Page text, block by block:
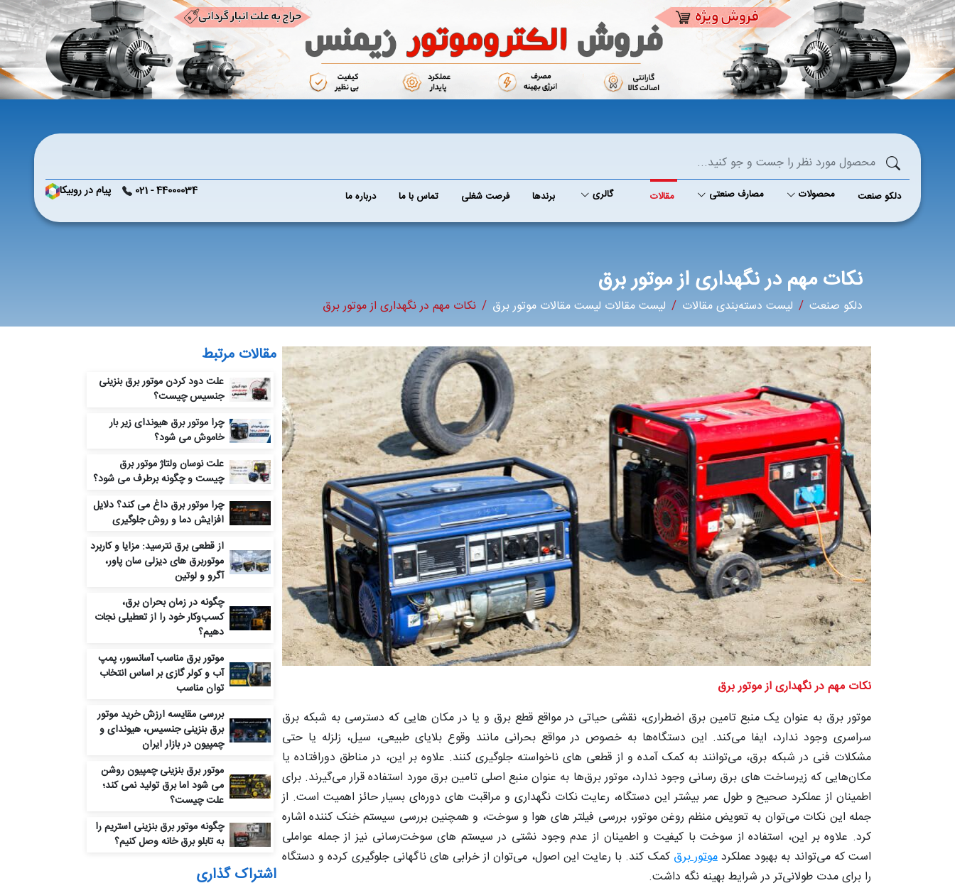
دلکو صنعت محصولات مصارف صنعتی مقالات گالری برند‌ها فرصت شغلی تماس با ما درباره ما 44000034 - 021 پیام در روبیکا
نکات مهم در نگهداری از موتور برق
دلکو صنعت لیست دسته‌بندی مقالات لیست مقالات لیست مقالات موتور برق نکات مهم در نگهداری از موتور برق
نکات مهم در نگهداری از موتور برق
موتور برق به‌ عنوان یک منبع تامین برق اضطراری، نقشی حیاتی در مواقع قطع برق و یا در مکان‌ هایی که دسترسی به شبکه برق
سراسری وجود ندارد، ایفا می‌کند. این دستگاه‌ها به خصوص در مواقع بحرانی مانند وقوع بلایای طبیعی، سیل، زلزله یا حتی
مشکلات فنی در شبکه برق، می‌توانند به کمک آمده و از قطعی‌ های ناخواسته جلوگیری کنند. علاوه بر این، در مناطق دورافتاده یا
مکان‌هایی که زیرساخت‌ های برق‌ رسانی وجود ندارد، موتور برق‌ها به عنوان منبع اصلی تامین برق مورد استفاده قرار می‌گیرند. برای
اطمینان از عملکرد صحیح و طول عمر بیشتر این دستگاه، رعایت نکات نگهداری و مراقبت‌ های دوره‌ای بسیار حائز اهمیت است. از
جمله این نکات می‌توان به تعویض منظم روغن موتور، بررسی فیلتر های هوا و سوخت، و همچنین بررسی سیستم خنک‌ کننده اشاره
کرد. علاوه بر این، استفاده از سوخت با کیفیت و اطمینان از عدم وجود نشتی در سیستم‌ های سوخت‌رسانی نیز از جمله عواملی
است که می‌تواند به بهبود عملکردموتور برق کمک کند. با رعایت این اصول، می‌توان از خرابی‌ های ناگهانی جلوگیری کرده و دستگاه
را برای مدت طولانی‌تر در شرایط بهینه نگه داشت.
مقالات مرتبط
علت دود کردن موتور برق بنزینی
جنسیس چیست؟
چرا موتور برق هیوندای زیر بار
خاموش می‌ شود؟
علت نوسان ولتاژ موتور برق
چیست و چگونه برطرف می‌ شود؟
چرا موتور برق داغ می‌ کند؟ دلایل
افزایش دما و روش جلوگیری
از قطعی برق نترسید: مزایا و کاربرد
موتوربرق های دیزلی سان پاور،
آگرو و لوتین
چگونه در زمان بحران برق،
کسب‌وکار خود را از تعطیلی نجات
دهیم؟
موتور برق مناسب آسانسور، پمپ
آب و کولر گازی بر اساس انتخاب
توان مناسب
بررسی مقایسه ارزش خرید موتور
برق بنزینی جنسیس، هیوندای و
چمپیون در بازار ایران
موتور برق بنزینی چمپیون روشن
می‌ شود اما برق تولید نمی‌ کند؛
علت چیست؟
چگونه موتور برق بنزینی استریم را
به تابلو برق خانه وصل کنیم؟
اشتراک گذاری